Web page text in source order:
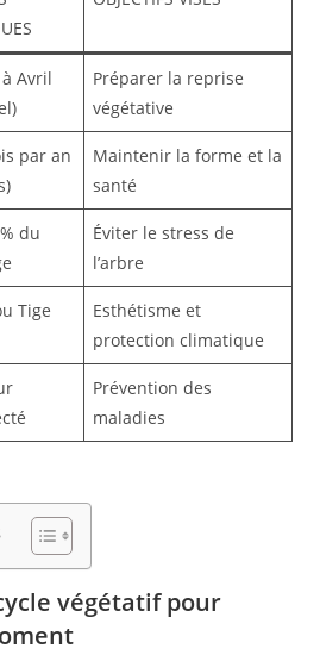
Avril
Préparer la reprise
végétative
par an
Maintenir la forme et la
santé
du
Éviter le stress de
l’arbre
Tige
Esthétisme et
protection climatique
Prévention des
maladies
végétatif pour